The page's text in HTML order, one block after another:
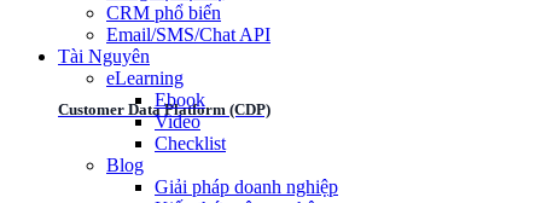
Customer Data Platform (CDP)
CRM phổ biến
Email/SMS/Chat API
Tài Nguyên
eLearning
Ebook
Video
Checklist
Blog
Giải pháp doanh nghiệp